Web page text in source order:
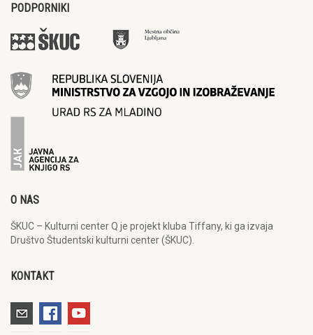
PODPORNIKI
O NAS
ŠKUC – Kulturni center Q je projekt kluba Tiffany, ki ga izvaja
Društvo Študentski kulturni center (ŠKUC).
KONTAKT